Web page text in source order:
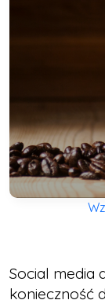
Social media
konieczność